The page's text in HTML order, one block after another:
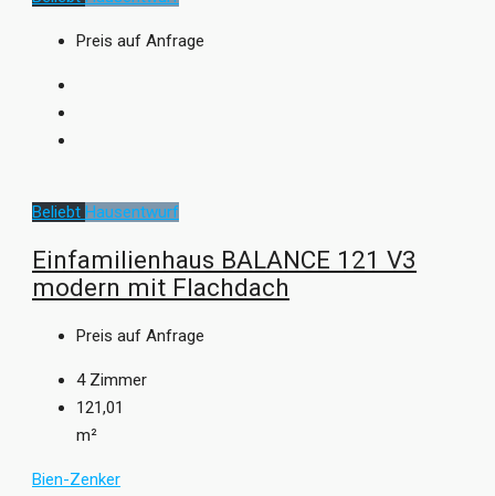
Preis auf Anfrage
Beliebt Hausentwurf
Einfamilienhaus BALANCE 121 V3
modern mit Flachdach
Preis auf Anfrage
4 Zimmer
121,01
m²
Bien-Zenker